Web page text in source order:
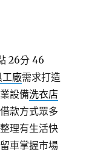
26分 46
工廠需求打造
設備洗衣店
款方式眾多
理有生活快
車掌握市場